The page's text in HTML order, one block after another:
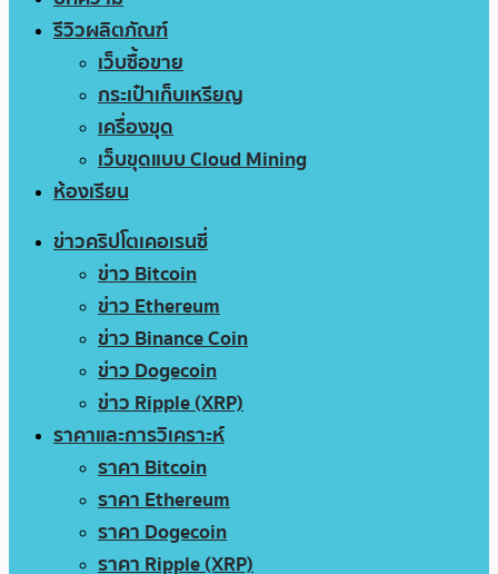
รีวิวผลิตภัณฑ์
เว็บซื้อขาย
กระเป๋าเก็บเหรียญ
เครื่องขุด
เว็บขุดแบบ Cloud Mining
ห้องเรียน
ข่าวคริปโตเคอเรนซี่
ข่าว Bitcoin
ข่าว Ethereum
ข่าว Binance Coin
ข่าว Dogecoin
ข่าว Ripple (XRP)
ราคาและการวิเคราะห์
ราคา Bitcoin
ราคา Ethereum
ราคา Dogecoin
ราคา Ripple (XRP)